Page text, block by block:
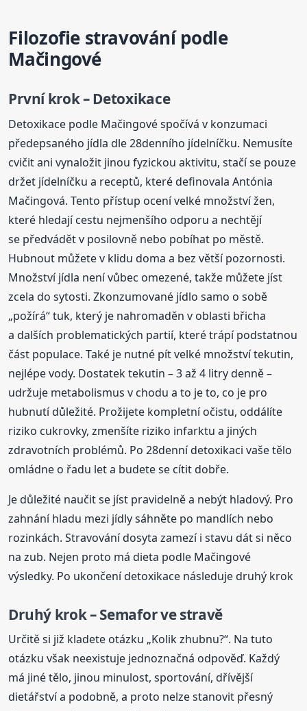
Filozofie stravování podle
Mačingové
První krok – Detoxikace
Detoxikace podle Mačingové spočívá v konzumaci
předepsaného jídla dle 28denního jídelníčku. Nemusíte
cvičit ani vynaložit jinou fyzickou aktivitu, stačí se pouze
držet jídelníčku a receptů, které definovala Antónia
Mačingová. Tento přístup ocení velké množství žen,
které hledají cestu nejmenšího odporu a nechtějí
se předvádět v posilovně nebo pobíhat po městě.
Hubnout můžete v klidu doma a bez větší pozornosti.
Množství jídla není vůbec omezené, takže můžete jíst
zcela do sytosti. Zkonzumované jídlo samo o sobě
„požírá“ tuk, který je nahromaděn v oblasti břicha
a dalších problematických partií, které trápí podstatnou
část populace. Také je nutné pít velké množství tekutin,
nejlépe vody. Dostatek tekutin – 3 až 4 litry denně –
udržuje metabolismus v chodu a to je to, co je pro
hubnutí důležité. Prožijete kompletní očistu, oddálíte
riziko cukrovky, zmenšíte riziko infarktu a jiných
zdravotních problémů. Po 28denní detoxikaci vaše tělo
omládne o řadu let a budete se cítit dobře.
Je důležité naučit se jíst pravidelně a nebýt hladový. Pro
zahnání hladu mezi jídly sáhněte po mandlích nebo
rozinkách. Stravování dosyta zamezí i stavu dát si něco
na zub. Nejen proto má dieta podle Mačingové
výsledky. Po ukončení detoxikace následuje druhý krok
Druhý krok – Semafor ve stravě
Určitě si již kladete otázku „Kolik zhubnu?“. Na tuto
otázku však neexistuje jednoznačná odpověď. Každý
má jiné tělo, jinou minulost, sportování, dřívější
dietářství a podobně, a proto nelze stanovit přesný